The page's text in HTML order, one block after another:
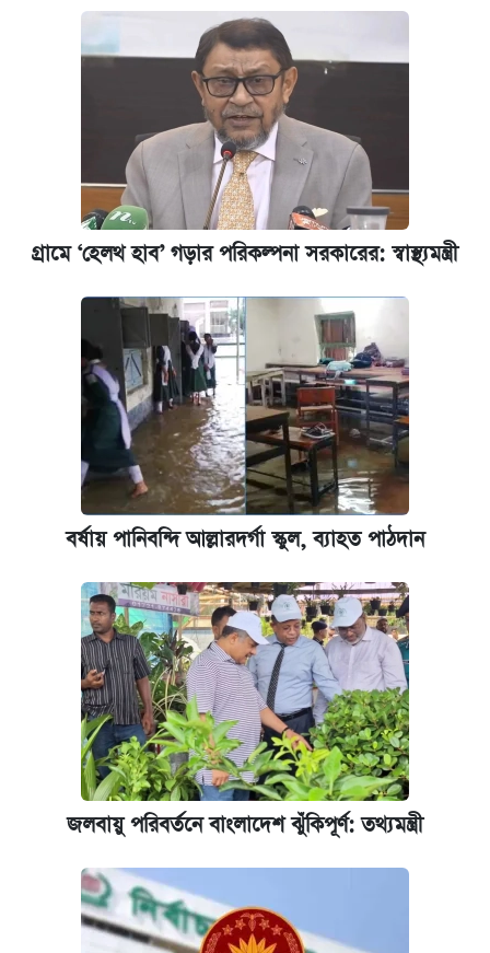
গ্রামে ‘হেলথ হাব’ গড়ার পরিকল্পনা সরকারের: স্বাস্থ্যমন্ত্রী
বর্ষায় পানিবন্দি আল্লারদর্গা স্কুল, ব্যাহত পাঠদান
জলবায়ু পরিবর্তনে বাংলাদেশ ঝুঁকিপূর্ণ: তথ্যমন্ত্রী